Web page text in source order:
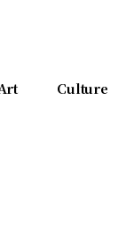
Culture